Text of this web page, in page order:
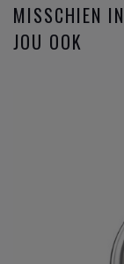
MISSCHIEN
JOU OOK